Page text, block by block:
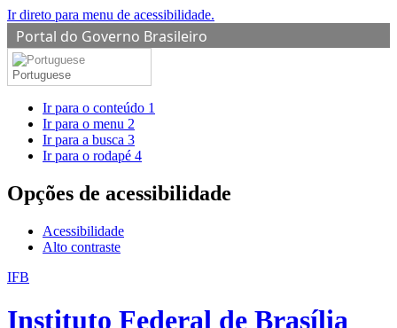
Ir direto para menu de acessibilidade.
Portal do Governo Brasileiro
Portuguese
Ir para o conteúdo 1
Ir para o menu 2
Ir para a busca 3
Ir para o rodapé 4
Opções de acessibilidade
Acessibilidade
Alto contraste
IFB
Instituto Federal de Brasília